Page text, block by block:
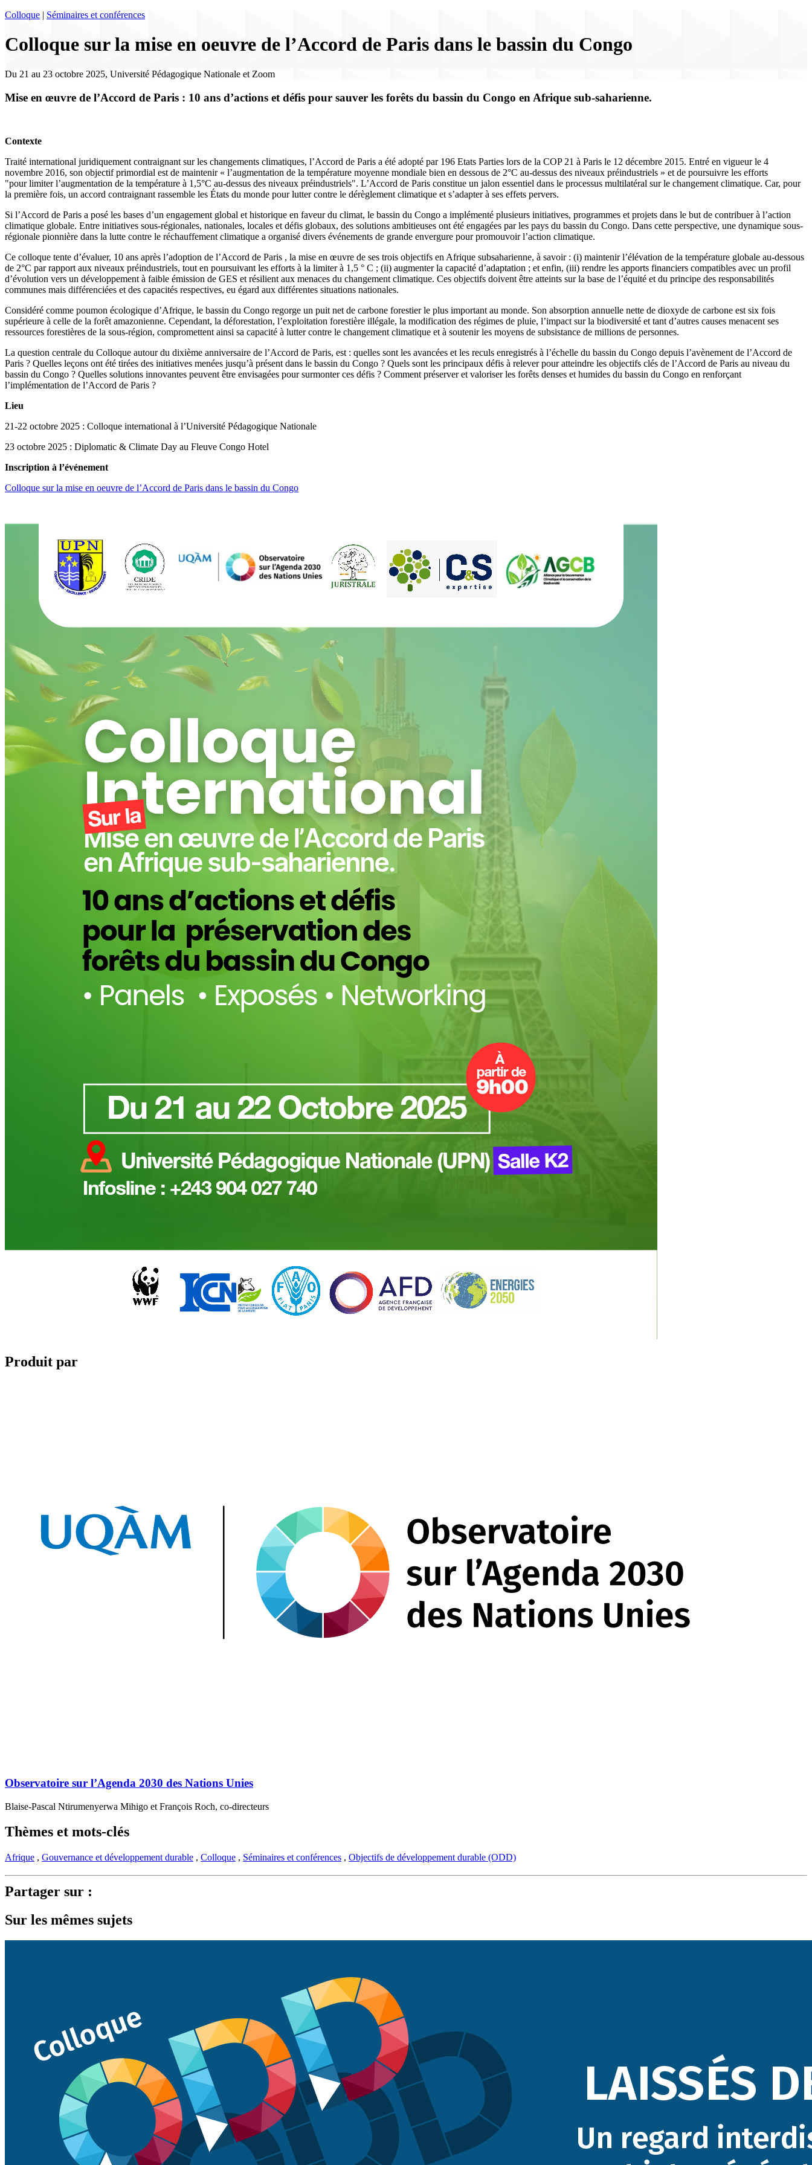
Colloque | Séminaires et conférences
Colloque sur la mise en oeuvre de l’Accord de Paris dans le bassin du Congo
Du 21 au 23 octobre 2025, Université Pédagogique Nationale et Zoom
Mise en œuvre de l’Accord de Paris : 10 ans d’actions et défis pour sauver les forêts du bassin du Congo en Afrique sub-saharienne.
Contexte
Traité international juridiquement contraignant sur les changements climatiques, l’Accord de Paris a été adopté par 196 Etats Parties lors de la COP 21 à Paris le 12 décembre 2015. Entré en vigueur le 4
novembre 2016, son objectif primordial est de maintenir « l’augmentation de la température moyenne mondiale bien en dessous de 2°C au-dessus des niveaux préindustriels » et de poursuivre les efforts
"pour limiter l’augmentation de la température à 1,5°C au-dessus des niveaux préindustriels". L’Accord de Paris constitue un jalon essentiel dans le processus multilatéral sur le changement climatique. Car, pour
la première fois, un accord contraignant rassemble les États du monde pour lutter contre le dérèglement climatique et s’adapter à ses effets pervers.
Si l’Accord de Paris a posé les bases d’un engagement global et historique en faveur du climat, le bassin du Congo a implémenté plusieurs initiatives, programmes et projets dans le but de contribuer à l’action
climatique globale. Entre initiatives sous-régionales, nationales, locales et défis globaux, des solutions ambitieuses ont été engagées par les pays du bassin du Congo. Dans cette perspective, une dynamique sous-
régionale pionnière dans la lutte contre le réchauffement climatique a organisé divers événements de grande envergure pour promouvoir l’action climatique.
Ce colloque tente d’évaluer, 10 ans après l’adoption de l’Accord de Paris , la mise en œuvre de ses trois objectifs en Afrique subsaharienne, à savoir : (i) maintenir l’élévation de la température globale au-dessous
de 2°C par rapport aux niveaux préindustriels, tout en poursuivant les efforts à la limiter à 1,5 ° C ; (ii) augmenter la capacité d’adaptation ; et enfin, (iii) rendre les apports financiers compatibles avec un profil
d’évolution vers un développement à faible émission de GES et résilient aux menaces du changement climatique. Ces objectifs doivent être atteints sur la base de l’équité et du principe des responsabilités
communes mais différenciées et des capacités respectives, eu égard aux différentes situations nationales.
Considéré comme poumon écologique d’Afrique, le bassin du Congo regorge un puit net de carbone forestier le plus important au monde. Son absorption annuelle nette de dioxyde de carbone est six fois
supérieure à celle de la forêt amazonienne. Cependant, la déforestation, l’exploitation forestière illégale, la modification des régimes de pluie, l’impact sur la biodiversité et tant d’autres causes menacent ses
ressources forestières de la sous-région, compromettent ainsi sa capacité à lutter contre le changement climatique et à soutenir les moyens de subsistance de millions de personnes.
La question centrale du Colloque autour du dixième anniversaire de l’Accord de Paris, est : quelles sont les avancées et les reculs enregistrés à l’échelle du bassin du Congo depuis l’avènement de l’Accord de
Paris ? Quelles leçons ont été tirées des initiatives menées jusqu’à présent dans le bassin du Congo ? Quels sont les principaux défis à relever pour atteindre les objectifs clés de l’Accord de Paris au niveau du
bassin du Congo ? Quelles solutions innovantes peuvent être envisagées pour surmonter ces défis ? Comment préserver et valoriser les forêts denses et humides du bassin du Congo en renforçant
l’implémentation de l’Accord de Paris ?
Lieu
21-22 octobre 2025 : Colloque international à l’Université Pédagogique Nationale
23 octobre 2025 : Diplomatic & Climate Day au Fleuve Congo Hotel
Inscription à l’événement
Colloque sur la mise en oeuvre de l’Accord de Paris dans le bassin du Congo
Produit par
Observatoire sur l’Agenda 2030 des Nations Unies
Blaise-Pascal Ntirumenyerwa Mihigo et François Roch, co-directeurs
Thèmes et mots-clés
Afrique , Gouvernance et développement durable , Colloque , Séminaires et conférences , Objectifs de développement durable (ODD)
Partager sur :
Sur les mêmes sujets